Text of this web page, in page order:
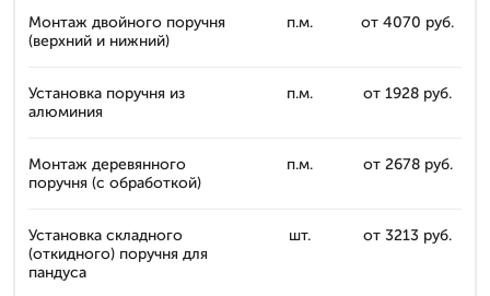
Монтаж двойного поручня
(верхний и нижний)
п.м. от 4070 руб.
Установка поручня из
алюминия
п.м. от 1928 руб.
Монтаж деревянного
поручня (с обработкой)
п.м. от 2678 руб.
Установка складного
(откидного) поручня для
пандуса
шт. от 3213 руб.